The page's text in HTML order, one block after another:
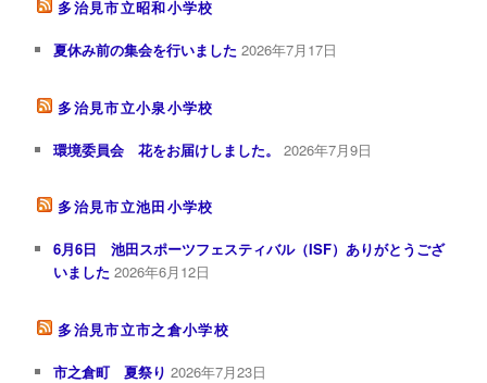
多治見市立昭和小学校
夏休み前の集会を行いました 2026年7月17日
多治見市立小泉小学校
環境委員会 花をお届けしました。 2026年7月9日
多治見市立池田小学校
6月6日 池田スポーツフェスティバル（ISF）ありがとうござ
いました 2026年6月12日
多治見市立市之倉小学校
市之倉町 夏祭り 2026年7月23日